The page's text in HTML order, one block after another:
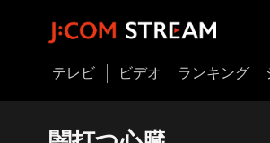
テレビ ビデオ ランキング